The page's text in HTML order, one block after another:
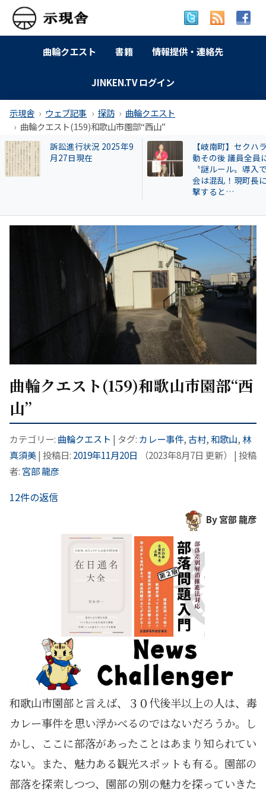
曲輪クエスト 書籍 情報提供・連絡先
JINKEN.TV ログイン
示現舎 ウェブ記事 探訪
曲輪クエスト
曲輪クエスト(159)和歌山市園部“西山”
【岐南町】セクハラ騒
動その後 議員全員に
広澤克実氏が新社
「安倍元首相暗殺
件」で辞職した奈
本部長が再就職し
HESTA大倉に異変
曲輪クエスト(159)和歌山市園部“西
山”
カテゴリー: 曲輪クエスト | タグ: カレー事件,古村,和歌山, 林
真須美| 投稿日: 2019年11月20日 （2023年8月7日 更新） | 投稿
者: 宮部 龍彦
12件の返信
By 宮部 龍彦
和歌山市園部と言えば、３０代後半以上の人は、毒
カレー事件を思い浮かべるのではないだろうか。し
かし、ここに部落があったことはあまり知られてい
ない。また、魅力ある観光スポットも有る。園部の
部落を探索しつつ、園部の別の魅力を探っていきた